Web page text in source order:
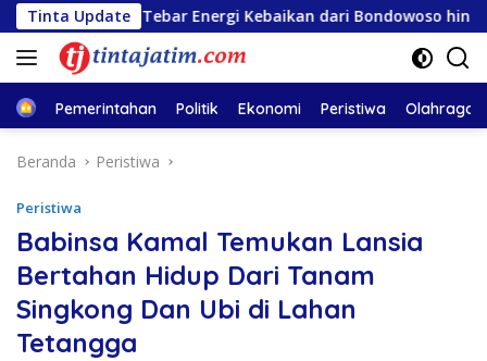
Langsung
ke
konten
Tinta Update
PLN Tebar Energi Kebaikan dari Bondowoso hingga
HomePemerintahan Politik Ekonomi Peristiwa Olahraga
Beranda Peristiwa
Peristiwa
Babinsa Kamal Temukan Lansia
Bertahan Hidup Dari Tanam
Singkong Dan Ubi di Lahan
Tetangga